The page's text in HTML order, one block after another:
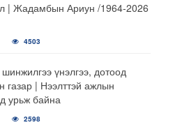
| Жадамбын Ариун /1964-2026
4503
үнэлгээ, дотоод
газар | Нээлттэй ажлын
урьж байна
2598